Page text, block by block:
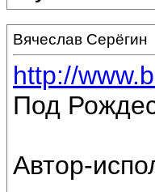
Вячеслав Серёгин
http://
Под
Автор-